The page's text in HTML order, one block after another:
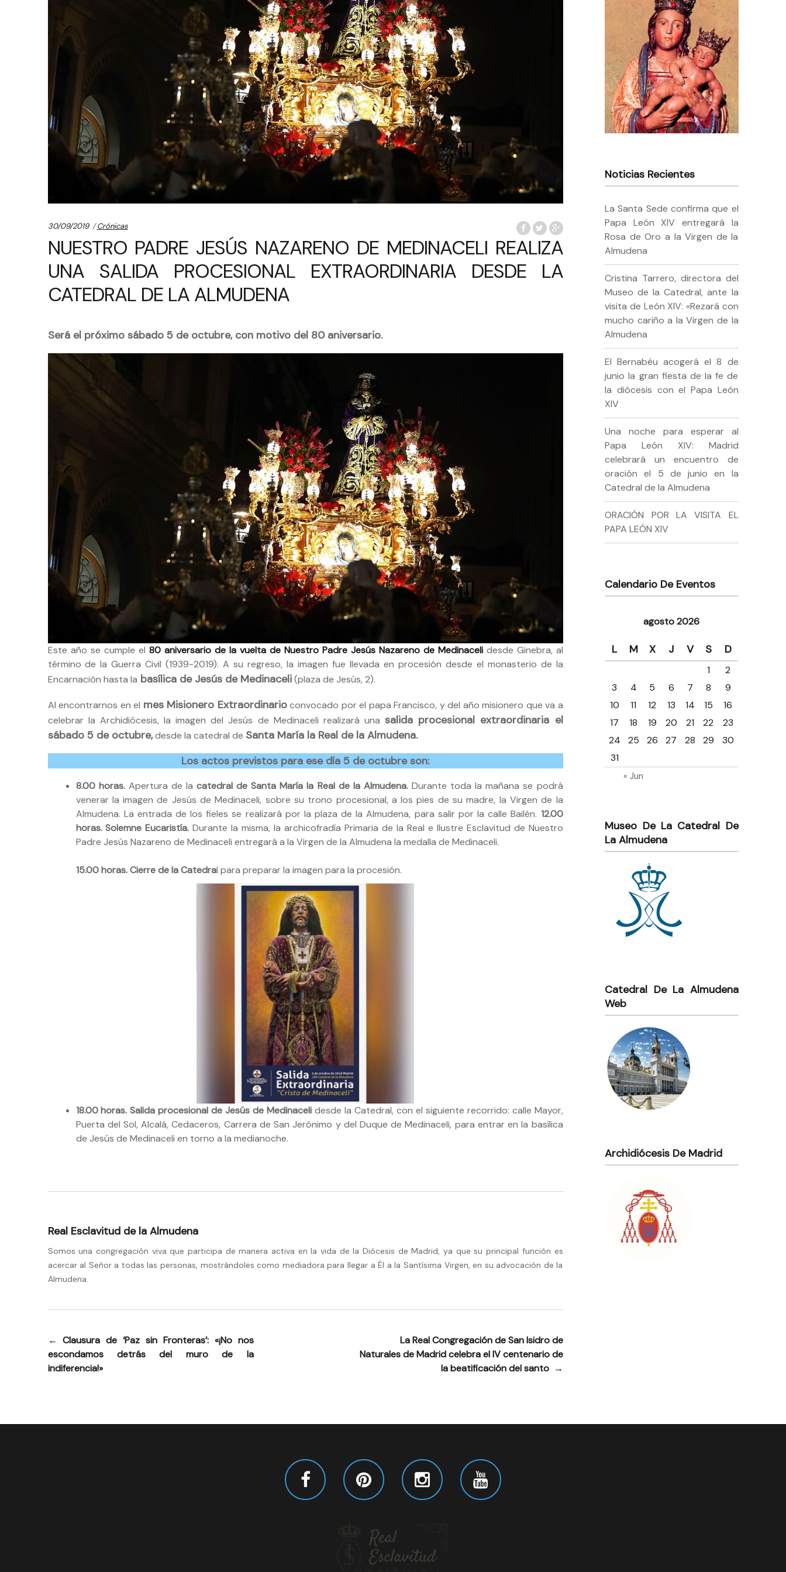
30/09/2019 Categories:
Crónicas
NUESTRO PADRE JESÚS NAZARENO DE MEDINACELI REALIZA
UNA SALIDA PROCESIONAL EXTRAORDINARIA DESDE LA
CATEDRAL DE LA ALMUDENA
Será el próximo sábado 5 de octubre, con motivo del 80 aniversario.
Este año se cumple el 80 aniversario de la vuelta de Nuestro Padre Jesús Nazareno de Medinacelidesde Ginebra, al
término de la Guerra Civil (1939-2019). A su regreso, la imagen fue llevada en procesión desde el monasterio de la
Encarnación hasta la basílica de Jesús de Medinaceli(plaza de Jesús, 2).
Al encontrarnos en el mes Misionero Extraordinarioconvocado por el papa Francisco, y del año misionero que va a
celebrar la Archidiócesis, la imagen del Jesús de Medinaceli realizará unasalida procesional extraordinaria el
sábado 5 de octubre,desde la catedral de Santa María la Real de la Almudena.
Los actos previstos para ese día 5 de octubre son:
8.00 horas.Apertura de lacatedral de Santa María la Real de la Almudena.Durante toda la mañana se podrá
venerar la imagen de Jesús de Medinaceli, sobre su trono procesional, a los pies de su madre, la Virgen de la
Almudena. La entrada de los fieles se realizará por la plaza de la Almudena, para salir por la calle Bailén. 12.00
horas. Solemne Eucaristía. Durante la misma, la archicofradía Primaria de la Real e Ilustre Esclavitud de Nuestro
Padre Jesús Nazareno de Medinaceli entregará a la Virgen de la Almudena la medalla de Medinaceli.
15.00 horas. Cierre de la Catedral para preparar la imagen para la procesión.
18.00 horas. Salida procesional de Jesús de Medinaceli desde la Catedral, con el siguiente recorrido: calle Mayor,
Puerta del Sol, Alcalá, Cedaceros, Carrera de San Jerónimo y del Duque de Medinaceli, para entrar en la basílica
de Jesús de Medinaceli en torno a la medianoche.
Real Esclavitud de la Almudena
Somos una congregación viva que participa de manera activa en la vida de la Diócesis de Madrid, ya que su principal función es
acercar al Señor a todas las personas, mostrándoles como mediadora para llegar a Él a la Santísima Virgen, en su advocación de la
Almudena.
Navegación
de
← Clausura de ‘Paz sin Fronteras’: «¡No nos
escondamos detrás del muro de la
indiferencia!»
La Real Congregación de San Isidro de
Naturales de Madrid celebra el IV centenario de
la beatificación del santo →
Noticias Recientes
La Santa Sede confirma que el
Papa León XIV entregará la
Rosa de Oro a la Virgen de la
Almudena
Cristina Tarrero, directora del
Museo de la Catedral, ante la
visita de León XIV: «Rezará con
mucho cariño a la Virgen de la
Almudena
El Bernabéu acogerá el 8 de
junio la gran fiesta de la fe de
la diócesis con el Papa León
XIV
Una noche para esperar al
Papa León XIV: Madrid
celebrará un encuentro de
oración el 5 de junio en la
Catedral de la Almudena
ORACIÓN POR LA VISITA EL
PAPA LEÓN XIV
Calendario De Eventos
agosto 2026
L M X J V S D
« Jun
1
2
3
4 5 6 7 8
9
10
11 12 13 14 15
16
17
18 19 20 21 22
23
24
25 26 27 28 29
30
31
Museo De La Catedral De
La Almudena
Catedral De La Almudena
Web
Archidiócesis De Madrid